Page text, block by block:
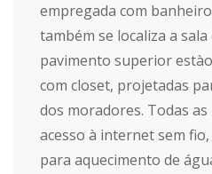
empregada com
também se localiza a
pavimento superior
com closet, projetadas
dos moradores. Todas
acesso à internet sem
para aquecimento de